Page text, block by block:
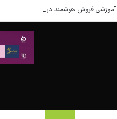
آموزشی فروش هوشمند در عصر نوین